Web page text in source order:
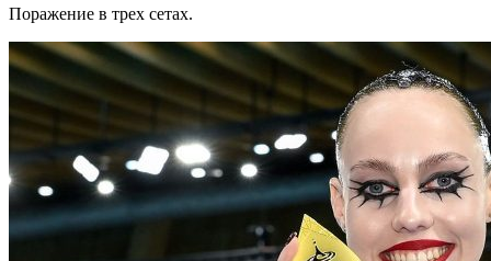
Поражение в трех сетах.